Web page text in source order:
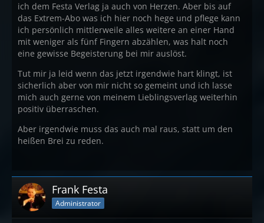
ich dem Festa Verlag ja auch von Herzen. Aber bis auf
das Extrem-Abo was ich hier noch hege und pflege kann
ich persönlich mittlerweile alles weitere an einer Hand
mit weniger als fünf Fingern abzählen, was halt noch
eine gewisse Begeisterung bei mir auslöst.
Tut mir ja leid wenn das jetzt irgendwie hart klingt, ist
sicherlich aber von mir nicht so gemeint und ich lasse
mich auch gerne von meinem Lieblingsverlag weiterhin
positiv überraschen.
Aber irgendwie muss das auch mal raus, statt um den
heißen Brei zu reden.
Frank Festa
Administrator